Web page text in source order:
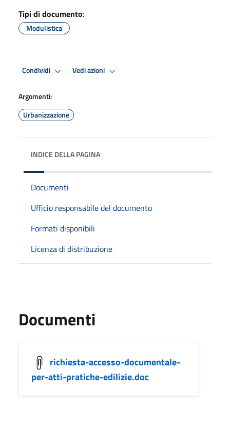
Tipi di documento:
Modulistica
Condividi Vedi azioni
Argomenti:
Urbanizzazione
INDICE DELLA PAGINA
Documenti
Ufficio responsabile del documento
Formati disponibili
Licenza di distribuzione
Documenti
richiesta-accesso-documentale-
per-atti-pratiche-edilizie.doc